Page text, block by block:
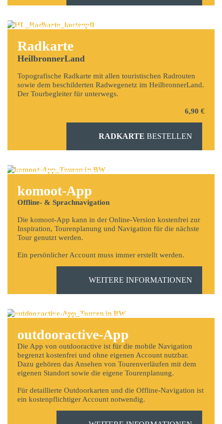
Radkarte
HeilbronnerLand
Topografische Radkarte mit allen touristischen Radrouten
sowie dem beschilderten Radwegenetz im HeilbronnerLand.
Der Tourbegleiter für unterwegs.
6,90 €
RADKARTE BESTELLEN
komoot-App
Offline- & Sprachnavigation
Die komoot-App kann in der Online-Version kostenfrei zur
Inspiration, Tourenplanung und Navigation für die nächste
Tour genutzt werden.
Ein persönlicher Account muss immer erstellt werden.
WEITERE INFORMATIONEN
outdooractive-App
Die App von outdooractive ist für die mobile Navigation
begrenzt kostenfrei und ohne eigenen Account nutzbar.
Dazu gehören das Ansehen von Tourenverläufen mit dem
eigenen Standort sowie die eigene Tourenplanung.
Für detaillierte Outdoorkarten und die Offline-Navigation ist
ein kostenpflichtiger Account notwendig.